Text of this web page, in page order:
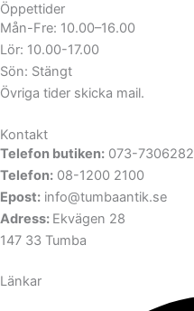
Öppettider
Mån-Fre: 10.00–16.00
Lör: 10.00-17.00
Sön: Stängt
Övriga tider skicka mail.
Kontakt
Telefon butiken: 073-7306282
Telefon: 08-1200 2100
Epost: info@tumbaantik.se
Adress: Ekvägen 28
147 33 Tumba
Länkar